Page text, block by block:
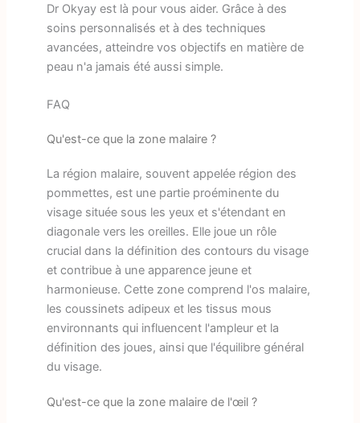
Dr Okyay est là pour vous aider. Grâce à des
soins personnalisés et à des techniques
avancées, atteindre vos objectifs en matière de
peau n'a jamais été aussi simple.
FAQ
Qu'est-ce que la zone malaire ?
La région malaire, souvent appelée région des
pommettes, est une partie proéminente du
visage située sous les yeux et s'étendant en
diagonale vers les oreilles. Elle joue un rôle
crucial dans la définition des contours du visage
et contribue à une apparence jeune et
harmonieuse. Cette zone comprend l'os malaire,
les coussinets adipeux et les tissus mous
environnants qui influencent l'ampleur et la
définition des joues, ainsi que l'équilibre général
du visage.
Qu'est-ce que la zone malaire de l'œil ?